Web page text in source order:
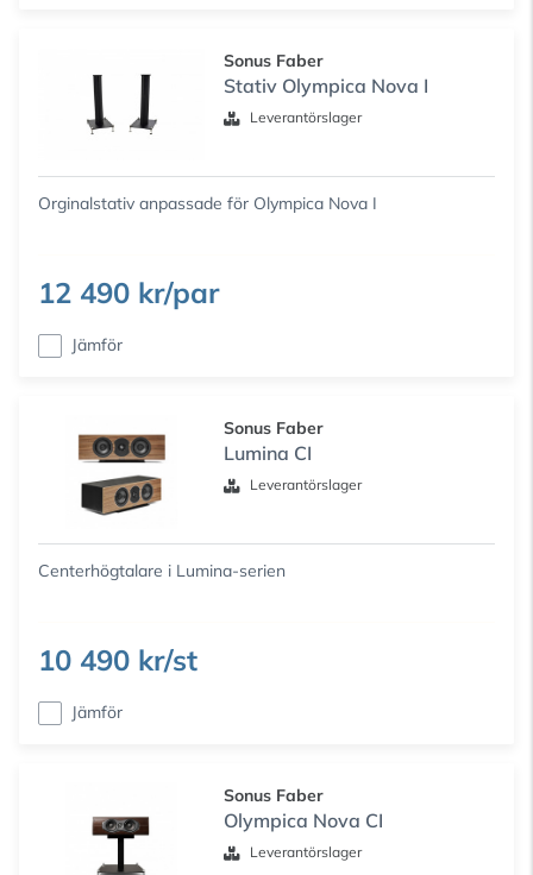
Sonus Faber
Stativ Olympica Nova I
Leverantörslager
Orginalstativ anpassade för Olympica Nova I
12 490 kr/par
Jämför
Sonus Faber
Lumina CI
Leverantörslager
Centerhögtalare i Lumina-serien
10 490 kr/st
Jämför
Sonus Faber
Olympica Nova CI
Leverantörslager